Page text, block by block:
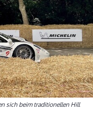
sich beim traditionellen Hill